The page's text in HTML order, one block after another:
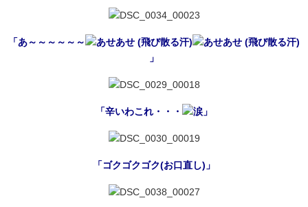
「あ～～～～～～
」
「辛いわこれ・・・ 」
「ゴクゴクゴク(お口直し)」